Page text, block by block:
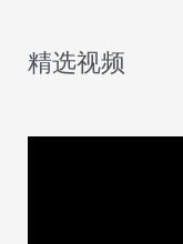
精选视频